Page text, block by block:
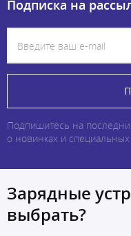
Подписка на
Подпишитесь на
о новинках и
Зарядные
выбрать?